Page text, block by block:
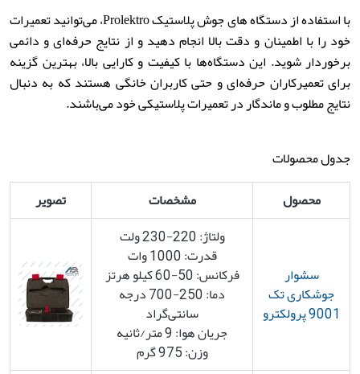
با استفاده از دستگاه های جوش پلاستیک Prolektro، می‌توانید تعمیرات
خود را با اطمینان و دقت بالا انجام دهید و از نتایج حرفه‌ای و دائمی
برخوردار شوید. این دستگاه‌ها با کیفیت و کارایی بالا، بهترین گزینه
برای تعمیرکاران حرفه‌ای و حتی کاربران خانگی هستند که به دنبال
نتایج مطلوب و ماندگار در تعمیرات پلاستیکی خود می‌باشند.
جدول محصولات
محصول
مشخصات تصویر
سشوار
جوشکاری تک
9001 پرولکترو
ولتاژ: 220-230 ولت
قدرت: 1000 وات
فرکانس: 50-60 کیلو هرتز
دما: 250-700 درجه
سانتی‌گراد
جریان هوا: 9 متر/ثانیه
وزن: 975 گرم